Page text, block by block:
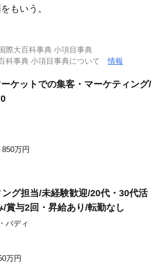
もいう。
際大百科事典 小項目事典
科事典 小項目事典について情報
ケットでの集客・マーケティング/
万円
グ担当/未経験歓迎/20代・30代活
/賞与2回・昇給あり/転勤なし
バディ
万円